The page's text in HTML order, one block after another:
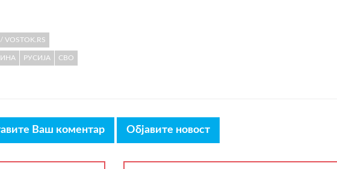
VOSTOK.RS
РУСИЈА СВО
Ваш коментар Објавите новост